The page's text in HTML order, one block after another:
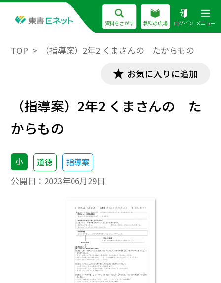
資料をさがす 教科の広場 ログイン メニュー
TOP （指導案）2年2 くまさんの たからもの
お気に入りに追加
（指導案）2年2 くまさんの た
からもの
小 道徳 指導案
公開日： 2023年06月29日